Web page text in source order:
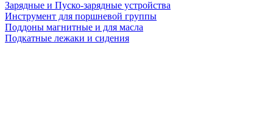
Зарядные и Пуско-зарядные устройства
Инструмент для поршневой группы
Поддоны магнитные и для масла
Подкатные лежаки и сидения